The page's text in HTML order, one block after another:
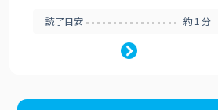
読了目安 約1分